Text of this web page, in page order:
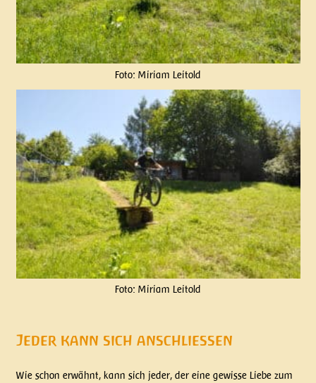
Foto: Miriam Leitold
Foto: Miriam Leitold
Jeder kann sich anschliessen
Wie schon erwähnt, kann sich jeder, der eine gewisse Liebe zum